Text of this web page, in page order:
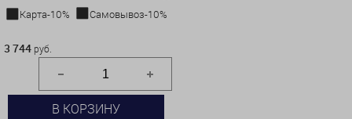
Карта-10%
Самовывоз-10%
3 744 руб.
В КОРЗИНУ